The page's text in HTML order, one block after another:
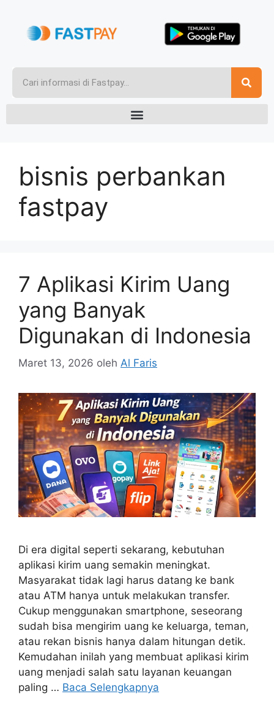
bisnis perbankan
fastpay
7 Aplikasi Kirim Uang
yang Banyak
Digunakan di Indonesia
Maret 13, 2026 oleh Al Faris
Di era digital seperti sekarang, kebutuhan
aplikasi kirim uang semakin meningkat.
Masyarakat tidak lagi harus datang ke bank
atau ATM hanya untuk melakukan transfer.
Cukup menggunakan smartphone, seseorang
sudah bisa mengirim uang ke keluarga, teman,
atau rekan bisnis hanya dalam hitungan detik.
Kemudahan inilah yang membuat aplikasi kirim
uang menjadi salah satu layanan keuangan
paling … Baca Selengkapnya